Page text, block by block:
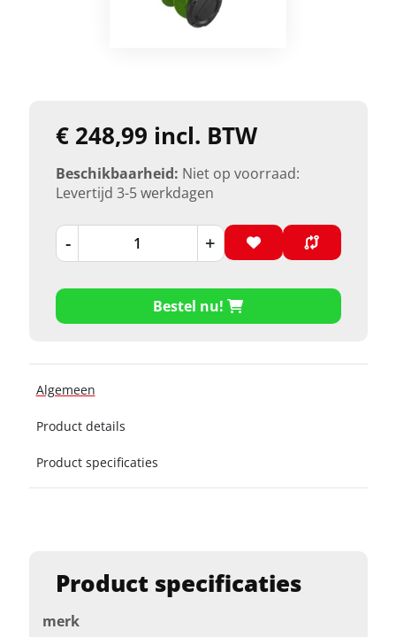
Product specificaties
merk
€ 248,99 incl. BTW
Beschikbaarheid: Niet op voorraad:
Levertijd 3-5 werkdagen
- +
Bestel nu!
Algemeen
Product details
Product specificaties